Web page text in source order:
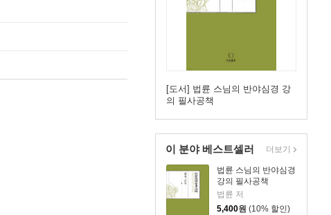
[도서] 법륜 스님의 반야심경 강
의 필사공책
이 분야 베스트셀러
법륜 스님의 반야심경
강의 필사공책
법륜 저
5,400원 (10% 할인)
더보기